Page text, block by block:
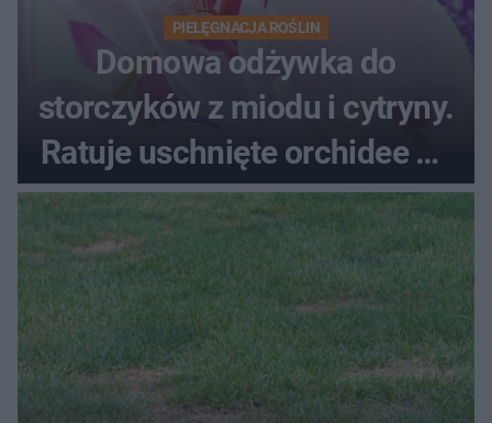
PIELĘGNACJA ROŚLIN
Domowa odżywka do
storczyków z miodu i cytryny.
Ratuje uschnięte orchidee po
upałach